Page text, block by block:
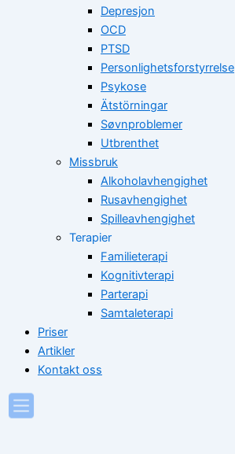
Depresjon
OCD
PTSD
Personlighetsforstyrrelse
Psykose
Ätstörningar
Søvnproblemer
Utbrenthet
Missbruk
Alkoholavhengighet
Rusavhengighet
Spilleavhengighet
Terapier
Familieterapi
Kognitivterapi
Parterapi
Samtaleterapi
Priser
Artikler
Kontakt oss